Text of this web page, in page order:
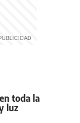
toda la
luz